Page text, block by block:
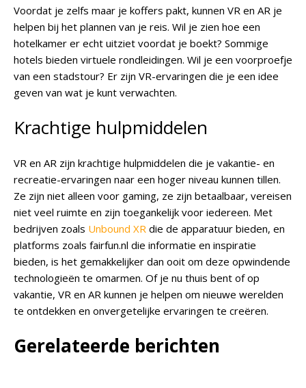
Voordat je zelfs maar je koffers pakt, kunnen VR en AR je
helpen bij het plannen van je reis. Wil je zien hoe een
hotelkamer er echt uitziet voordat je boekt? Sommige
hotels bieden virtuele rondleidingen. Wil je een voorproefje
van een stadstour? Er zijn VR-ervaringen die je een idee
geven van wat je kunt verwachten.
Krachtige hulpmiddelen
VR en AR zijn krachtige hulpmiddelen die je vakantie- en
recreatie-ervaringen naar een hoger niveau kunnen tillen.
Ze zijn niet alleen voor gaming, ze zijn betaalbaar, vereisen
niet veel ruimte en zijn toegankelijk voor iedereen. Met
bedrijven zoals Unbound XR die de apparatuur bieden, en
platforms zoals fairfun.nl die informatie en inspiratie
bieden, is het gemakkelijker dan ooit om deze opwindende
technologieën te omarmen. Of je nu thuis bent of op
vakantie, VR en AR kunnen je helpen om nieuwe werelden
te ontdekken en onvergetelijke ervaringen te creëren.
Gerelateerde berichten